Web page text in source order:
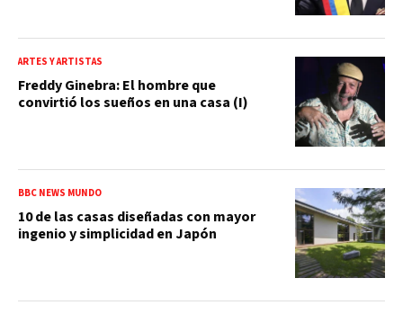
ARTES Y ARTISTAS
Freddy Ginebra: El hombre que
convirtió los sueños en una casa (I)
BBC NEWS MUNDO
10 de las casas diseñadas con mayor
ingenio y simplicidad en Japón